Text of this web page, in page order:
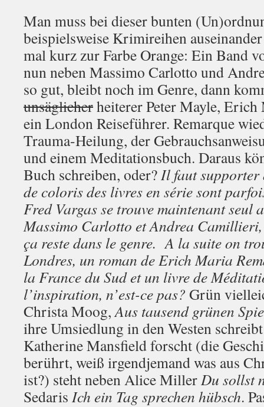
Man muss bei dieser bunten
beispielsweise Krimireihen
mal kurz zur Farbe Orange: Ein Band
nun neben Massimo Carlotto und
so gut, bleibt noch im Genre, dann
unsäglicherheiterer Peter Mayle,
ein London Reiseführer. Remarque
Trauma-Heilung, der
und einem Meditationsbuch. Daraus
Buch schreiben, oder?Il faut supporter
de coloris des livres en série sont
Fred Vargas se trouve maintenant seul
Massimo Carlotto et Andrea
ça reste dans le genre. A la suite on
Londres, un roman de Erich Maria
la France du Sud et un livre de
l’inspiration, n’est-ce pas? Grün
Christa Moog,Aus tausend grünen
ihre Umsiedlung in den Westen
Katherine Mansfield forscht (die
berührt, weiß irgendjemand was aus
ist?) steht neben Alice MillerDu sollst
Sedaris Ich ein Tag sprechen hübsch.